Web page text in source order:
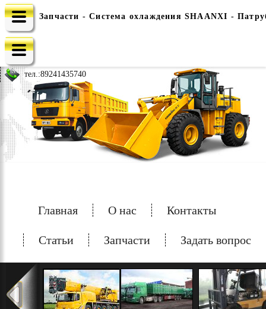
e-mail: china-spec@inbox.ru
тел.:89241435740
Главная О нас Контакты
Статьи Запчасти Задать вопрос
Запчасти - Система охлаждения SHAANXI -